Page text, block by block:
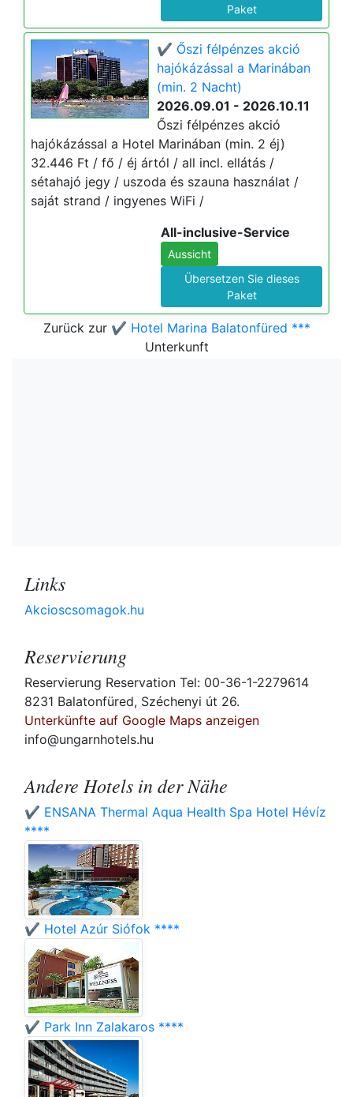
Paket
✔️ Őszi félpénzes akció
hajókázással a Marinában
(min. 2 Nacht)
2026.09.01 - 2026.10.11
Őszi félpénzes akció
hajókázással a Hotel Marinában (min. 2 éj)
32.446 Ft / fő / éj ártól / all incl. ellátás /
sétahajó jegy / uszoda és szauna használat /
saját strand / ingyenes WiFi /
All-inclusive-Service
Aussicht
Übersetzen Sie dieses
Paket
Zurück zur ✔️ Hotel Marina Balatonfüred ***
Unterkunft
Links
Akcioscsomagok.hu
Reservierung
Reservierung Reservation Tel: 00-36-1-2279614
8231 Balatonfüred, Széchenyi út 26.
Unterkünfte auf Google Maps anzeigen
info@ungarnhotels.hu
Andere Hotels in der Nähe
✔️ ENSANA Thermal Aqua Health Spa Hotel Hévíz
****
✔️ Hotel Azúr Siófok ****
✔️ Park Inn Zalakaros ****